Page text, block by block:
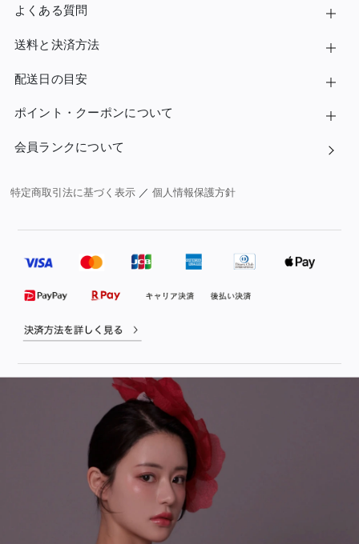
よくある質問
送料と決済方法
配送日の目安
ポイント・クーポンについて
会員ランクについて
特定商取引法に基づく表示 ／個人情報保護方針